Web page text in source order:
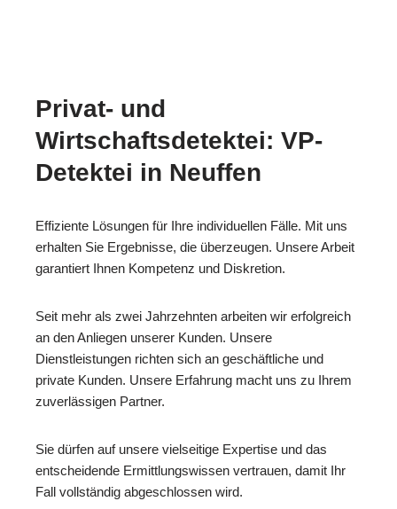
Privat- und
Wirtschaftsdetektei: VP-
Detektei in Neuffen
Effiziente Lösungen für Ihre individuellen Fälle. Mit uns
erhalten Sie Ergebnisse, die überzeugen. Unsere Arbeit
garantiert Ihnen Kompetenz und Diskretion.
Seit mehr als zwei Jahrzehnten arbeiten wir erfolgreich
an den Anliegen unserer Kunden. Unsere
Dienstleistungen richten sich an geschäftliche und
private Kunden. Unsere Erfahrung macht uns zu Ihrem
zuverlässigen Partner.
Sie dürfen auf unsere vielseitige Expertise und das
entscheidende Ermittlungswissen vertrauen, damit Ihr
Fall vollständig abgeschlossen wird.